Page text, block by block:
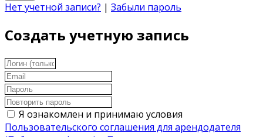
Нет учетной записи? | Забыли пароль
Создать учетную запись
Я ознакомлен и принимаю условия
Пользовательского соглашения для арендодателя